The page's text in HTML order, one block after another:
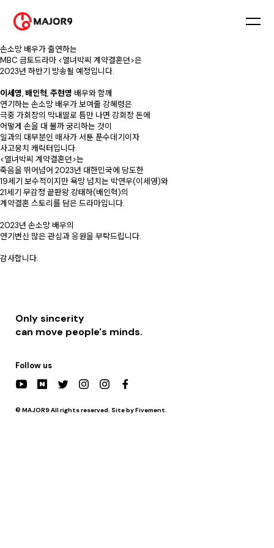
손소망 배우의
차기작 출연 확정 소식을 전해드립니다.
손소망 배우가 출연하는
MBC 금토드라마 <열녀박씨 계약결혼뎐>은
2023년 하반기 방송될 예정입니다.
이세영, 배인혁,주현영 배우와 함께
연기하는 손소망 배우가 보여줄 강혜령은
극중 가회장의 막내딸로 틈만 나면 강회장 돈에
어떻게 손을 대 볼까 궁리하는 것이
일과의 대부분인 매사가 서툰 푼수데기이자
사고뭉치 캐릭터입니다.
<열녀박씨 계약결혼뎐>는
죽음을 뛰어넘어 2023년 대한민국에 당도한
19세기 보수적이지만 욕망 넘치는 박연우(이세영)와
21세기 무감정 끝판왕 강태하(배인혁)의
계약결혼 스토리를 담은 드라마입니다.
2023년 손소망 배우의
연기변신 많은 관심과 응원을 부탁드립니다.
감사합니다.
Only sincerity
can move people's minds.
Follow us
© MAJOR9 All rights reserved. Site by Fivement.